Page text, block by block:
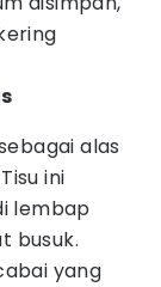
alas
ini
lembap
busuk.
yang